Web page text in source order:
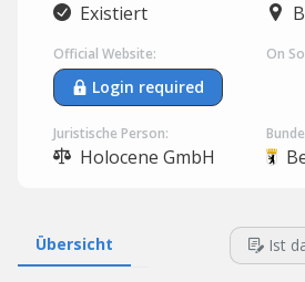
Existiert
Official Website:
Login required
On
Juristische Person:
Holocene GmbH
Übersicht Ist